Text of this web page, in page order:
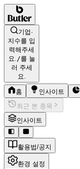
기업·
지수를 입
력해주세
요./를 눌
러 주세
요.
홈 인사이트
최근 본 종목
인사이트
활용법/공지
환경 설정